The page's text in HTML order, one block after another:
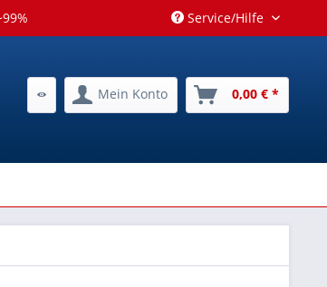
Service/Hilfe
Mein Konto 0,00 € *